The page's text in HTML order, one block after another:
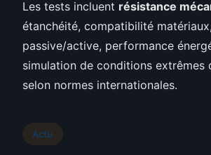
Les tests incluent résistance
étanchéité, compatibilité
passive/active, performance
simulation de conditions extrêmes
selon normes internationales.
Actu